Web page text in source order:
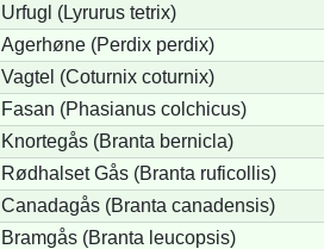
Urfugl (Lyrurus tetrix)
Agerhøne (Perdix perdix)
Vagtel (Coturnix coturnix)
Fasan (Phasianus colchicus)
Knortegås (Branta bernicla)
Rødhalset Gås (Branta ruficollis)
Canadagås (Branta canadensis)
Bramgås (Branta leucopsis)